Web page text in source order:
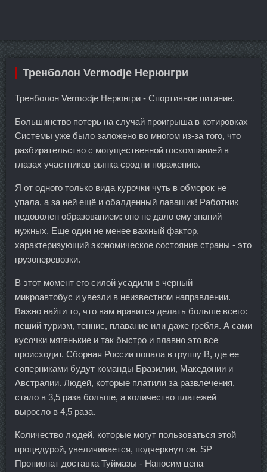
Тренболон Vermodje Нерюнгри
Тренболон Vermodje Нерюнгри - Спортивное питание.
Большинство потерь на случай проигрыша в котировках
Системы уже было заложено во многом из-за того, что
разбирательство с могущественной госкомпанией в
глазах участников рынка сродни поражению.
Я от одного только вида курочки чуть в обморок не
упала, а за ней ещё и обалденный лавашик! Работник
недоволен образованием: оно не дало ему знаний
нужных. Еще один не менее важный фактор,
характеризующий экономическое состояние страны - это
грузоперевозки.
В этот момент его силой усадили в черный
микроавтобус и увезли в неизвестном направлении.
Важно найти то, что вам нравится делать больше всего:
пеший туризм, теннис, плавание или даже гребля. А сами
кусочки мягенькие и так быстро и плавно это все
происходит. Сборная России попала в группу В, где ее
соперниками будут команды Бразилии, Македонии и
Австралии. Людей, которые платили за развлечения,
стало в 3,5 раза больше, а количество платежей
выросло в 4,5 раза.
Количество людей, которые могут пользоваться этой
процедурой, увеличивается, подчеркнул он. SP
Пропионат доставка Туймазы - Напосим цена